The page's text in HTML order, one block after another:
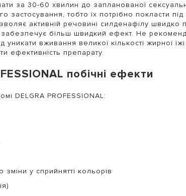
за 30-60 хвилин до запланованої
застосування, тобто їх потрібно покласти під
активній речовині силденафілу швидко
більш швидкий ефект. Не
вживання великої кількості жирної їжі
ефективність препарату.
побічні ефекти
DELGRA PROFESSIONAL:
у сприйнятті кольорів